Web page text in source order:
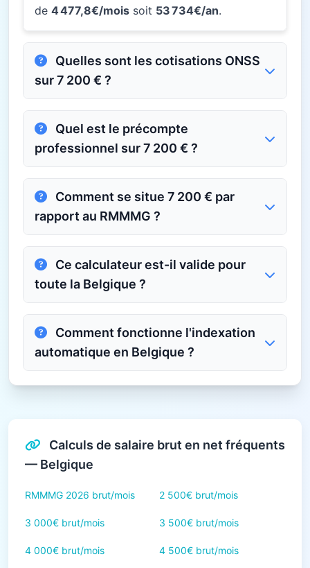
de 4 477,8€/mois soit 53 734€/an.
sur 7 200 € ?
professionnel sur 7 200 € ?
rapport au RMMMG ?
toute la Belgique ?
automatique en Belgique ?
Calculs de salaire brut en net fréquents
— Belgique
RMMMG 2026 brut/mois 2 500€ brut/mois
3 000€ brut/mois 3 500€ brut/mois
4 000€ brut/mois 4 500€ brut/mois